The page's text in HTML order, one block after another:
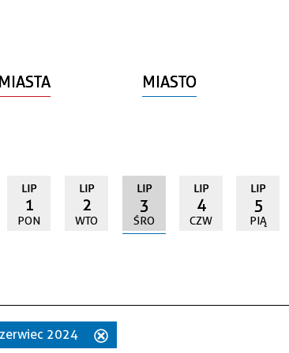
MIASTO
LIP
1
PON
LIP
2
WTO
LIP
3
ŚRO
LIP
4
CZW
LIP
5
PIĄ
2024